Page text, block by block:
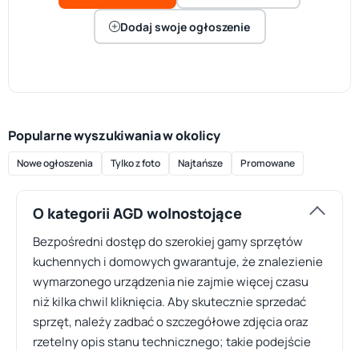
Dodaj swoje ogłoszenie
Popularne wyszukiwania w okolicy
Nowe ogłoszenia Tylko z foto Najtańsze Promowane
O kategorii AGD wolnostojące
Bezpośredni dostęp do szerokiej gamy sprzętów
kuchennych i domowych gwarantuje, że znalezienie
wymarzonego urządzenia nie zajmie więcej czasu
niż kilka chwil kliknięcia. Aby skutecznie sprzedać
sprzęt, należy zadbać o szczegółowe zdjęcia oraz
rzetelny opis stanu technicznego; takie podejście